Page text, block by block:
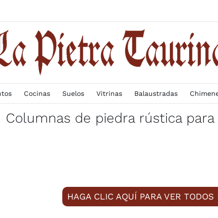
Cocinas Suelos Vitrinas Balaustradas
Columnas de piedra rústica
HAGA CLIC AQUÍ PARA VER